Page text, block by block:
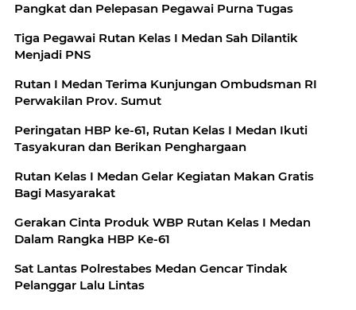
Pangkat dan Pelepasan Pegawai Purna Tugas
Tiga Pegawai Rutan Kelas I Medan Sah Dilantik
Menjadi PNS
Rutan I Medan Terima Kunjungan Ombudsman RI
Perwakilan Prov. Sumut
Peringatan HBP ke-61, Rutan Kelas I Medan Ikuti
Tasyakuran dan Berikan Penghargaan
Rutan Kelas I Medan Gelar Kegiatan Makan Gratis
Bagi Masyarakat
Gerakan Cinta Produk WBP Rutan Kelas I Medan
Dalam Rangka HBP Ke-61
Sat Lantas Polrestabes Medan Gencar Tindak
Pelanggar Lalu Lintas